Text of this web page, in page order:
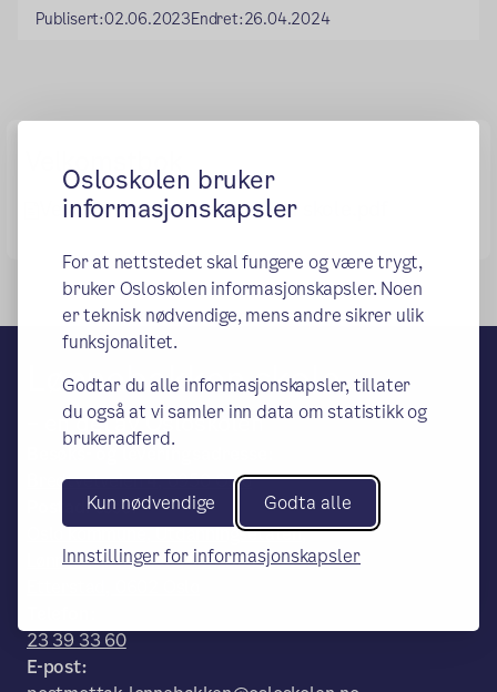
Osloskolen bruker
informasjonskapsler
For at nettstedet skal fungere og være trygt,
bruker Osloskolen informasjonskapsler. Noen
er teknisk nødvendige, mens andre sikrer ulik
funksjonalitet.
Godtar du alle informasjonskapsler, tillater
du også at vi samler inn data om statistikk og
brukeradferd.
Kun nødvendige Godta alle
Innstillinger for informasjonskapsler
Publisert:02.06.2023Endret:26.04.2024
Velkomstbok
Velkommen til Lønnebakken skole.pdf
Lønnebakken skole
– en del av Osloskolen
Bredtvetveien 4, 0950 Oslo
Postadresse:
Oslo kommune, Utdanningsetaten,
Lønnebakken skole, Postboks 6127,
23 39 33 60
E-post: